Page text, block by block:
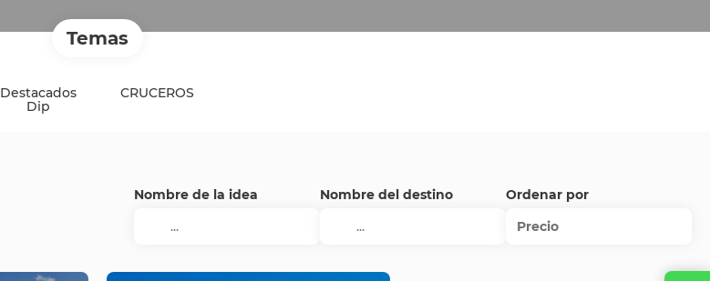
Temas
Destacados
Dip
CRUCEROS
Nombre de la idea Nombre del destino
Ordenar por
Precio